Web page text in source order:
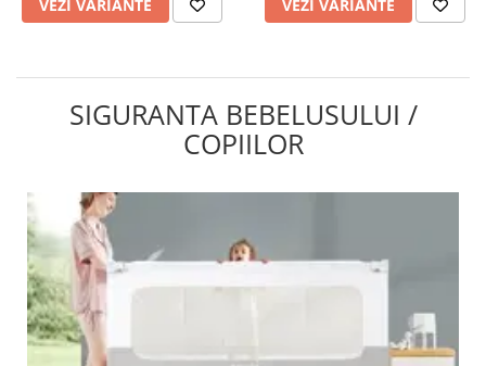
VEZI VARIANTE VEZI VARIANTE
SIGURANTA BEBELUSULUI /
COPIILOR